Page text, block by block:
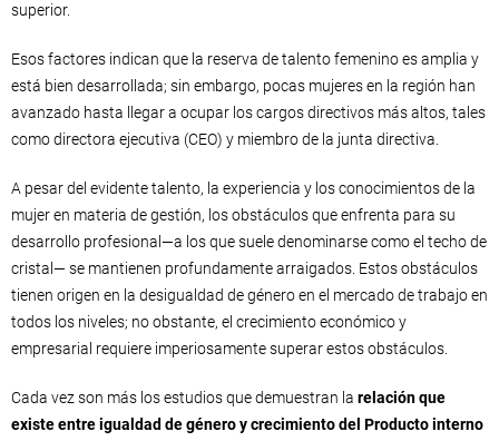
superior.
Esos factores indican que la reserva de talento femenino es amplia y
está bien desarrollada; sin embargo, pocas mujeres en la región han
avanzado hasta llegar a ocupar los cargos directivos más altos, tales
como directora ejecutiva (CEO) y miembro de la junta directiva.
A pesar del evidente talento, la experiencia y los conocimientos de la
mujer en materia de gestión, los obstáculos que enfrenta para su
desarrollo profesional—a los que suele denominarse como el techo de
cristal— se mantienen profundamente arraigados. Estos obstáculos
tienen origen en la desigualdad de género en el mercado de trabajo en
todos los niveles; no obstante, el crecimiento económico y
empresarial requiere imperiosamente superar estos obstáculos.
Cada vez son más los estudios que demuestran la relación que
existe entre igualdad de género y crecimiento del Producto interno